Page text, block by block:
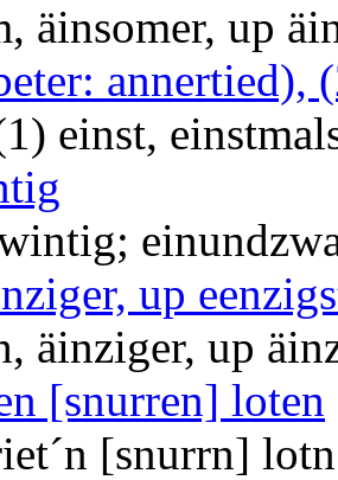
äinsomer, up
annertied),
einst,
up
äinziger, up
[snurren] loten
[snurrn]